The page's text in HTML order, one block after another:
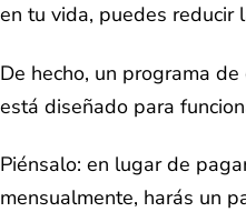
en tu vida, puedes reducir
De hecho, un programa
está diseñado para
Piénsalo: en lugar de
mensualmente, harás un